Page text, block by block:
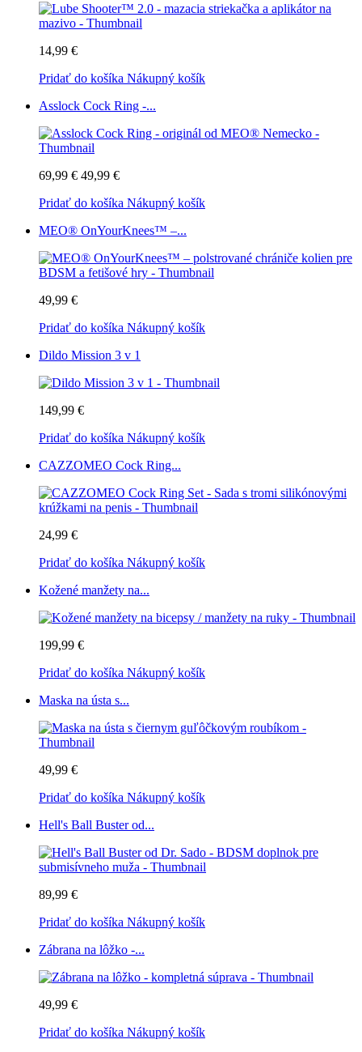
14,99 €
Pridať do košíka Nákupný košík
Asslock Cock Ring -...
69,99 € 49,99 €
Pridať do košíka Nákupný košík
MEO® OnYourKnees™ –...
49,99 €
Pridať do košíka Nákupný košík
Dildo Mission 3 v 1
149,99 €
Pridať do košíka Nákupný košík
CAZZOMEO Cock Ring...
24,99 €
Pridať do košíka Nákupný košík
Kožené manžety na...
199,99 €
Pridať do košíka Nákupný košík
Maska na ústa s...
49,99 €
Pridať do košíka Nákupný košík
Hell's Ball Buster od...
89,99 €
Pridať do košíka Nákupný košík
Zábrana na lôžko -...
49,99 €
Pridať do košíka Nákupný košík